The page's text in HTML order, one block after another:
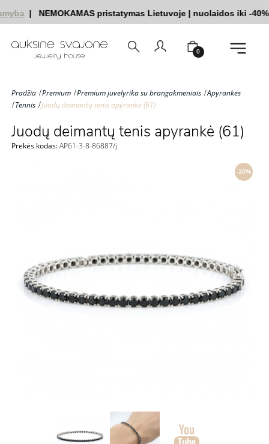
| NEMOKAMAS pristatymas Lietuvoje| nuolaidos iki -40%
0
Pradžia Premium Premium juvelyrika su brangakmeniais
Apyrankės
Tennis
Juodų deimantų tenis apyrankė (61)
Juodų deimantų tenis apyrankė (61)
Prekės kodas:AP61-3-8-86887/j
-20%